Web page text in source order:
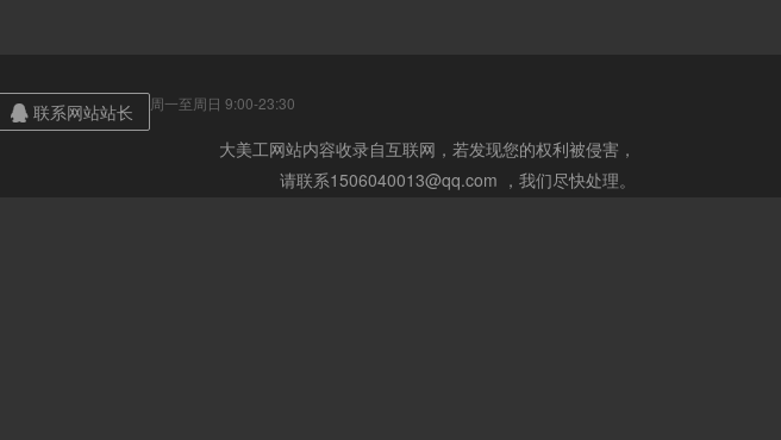
 联系网站站长 周一至周日 9:00-23:30
大美工网站内容收录自互联网，若发现您的权利被侵害，
请联系1506040013@qq.com ，我们尽快处理。